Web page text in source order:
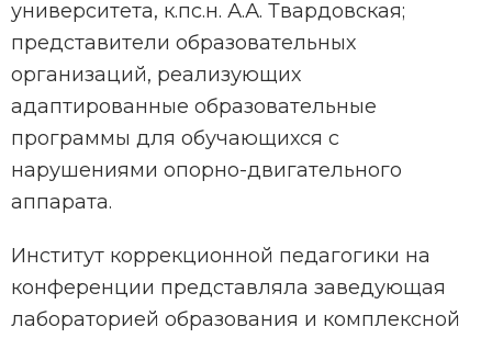
университета, к.пс.н. А.А. Твардовская;
представители образовательных
организаций, реализующих
адаптированные образовательные
программы для обучающихся с
нарушениями опорно-двигательного
аппарата.
Институт коррекционной педагогики на
конференции представляла заведующая
лабораторией образования и комплексной